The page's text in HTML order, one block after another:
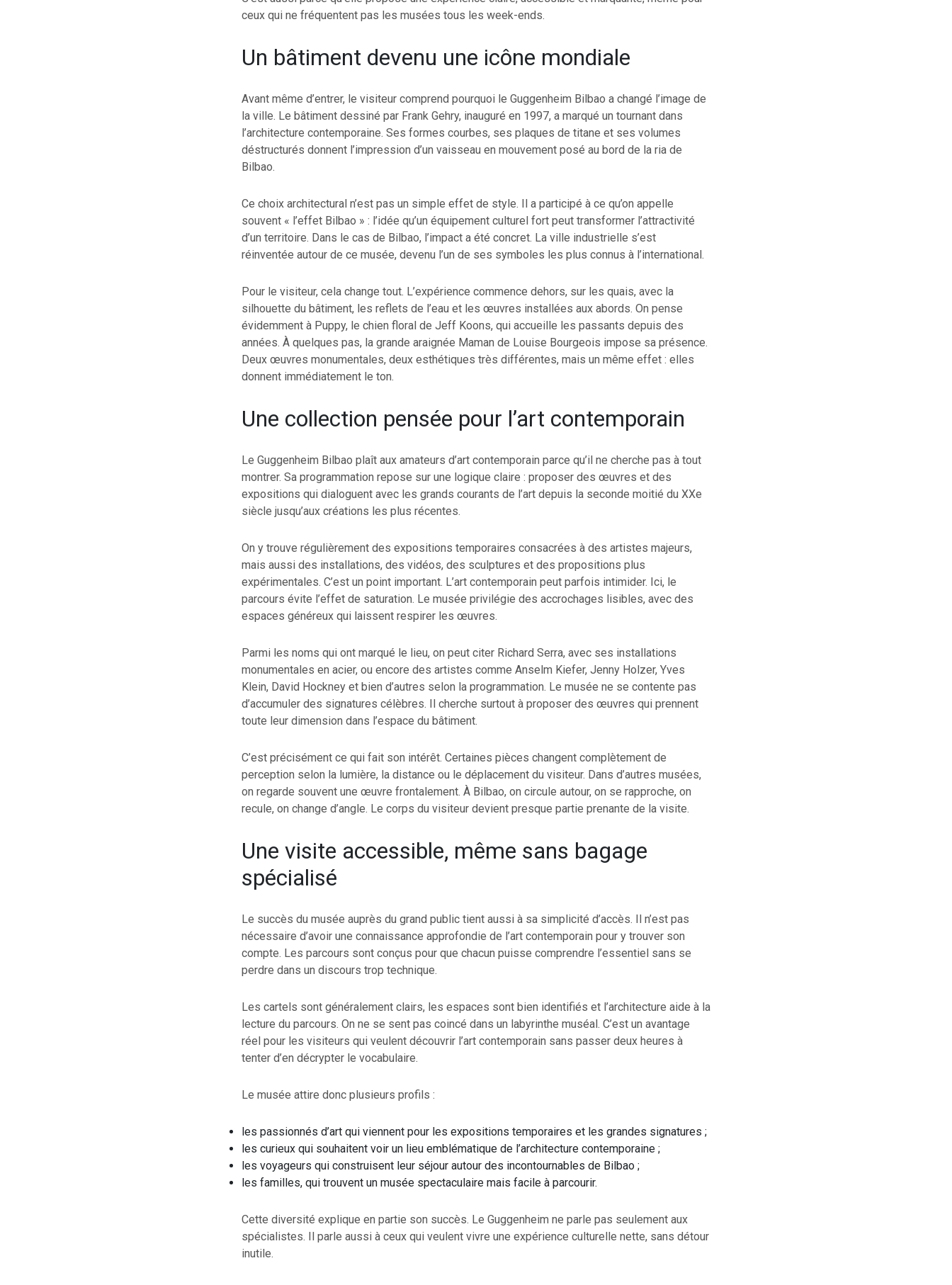
ceux qui ne fréquentent pas les musées tous les week-ends.
Un bâtiment devenu une icône mondiale
Avant même d’entrer, le visiteur comprend pourquoi le Guggenheim Bilbao a changé l’image de
la ville. Le bâtiment dessiné par Frank Gehry, inauguré en 1997, a marqué un tournant dans
l’architecture contemporaine. Ses formes courbes, ses plaques de titane et ses volumes
déstructurés donnent l’impression d’un vaisseau en mouvement posé au bord de la ria de
Bilbao.
Ce choix architectural n’est pas un simple effet de style. Il a participé à ce qu’on appelle
souvent « l’effet Bilbao » : l’idée qu’un équipement culturel fort peut transformer l’attractivité
d’un territoire. Dans le cas de Bilbao, l’impact a été concret. La ville industrielle s’est
réinventée autour de ce musée, devenu l’un de ses symboles les plus connus à l’international.
Pour le visiteur, cela change tout. L’expérience commence dehors, sur les quais, avec la
silhouette du bâtiment, les reflets de l’eau et les œuvres installées aux abords. On pense
évidemment à Puppy, le chien floral de Jeff Koons, qui accueille les passants depuis des
années. À quelques pas, la grande araignée Maman de Louise Bourgeois impose sa présence.
Deux œuvres monumentales, deux esthétiques très différentes, mais un même effet : elles
donnent immédiatement le ton.
Une collection pensée pour l’art contemporain
Le Guggenheim Bilbao plaît aux amateurs d’art contemporain parce qu’il ne cherche pas à tout
montrer. Sa programmation repose sur une logique claire : proposer des œuvres et des
expositions qui dialoguent avec les grands courants de l’art depuis la seconde moitié du XXe
siècle jusqu’aux créations les plus récentes.
On y trouve régulièrement des expositions temporaires consacrées à des artistes majeurs,
mais aussi des installations, des vidéos, des sculptures et des propositions plus
expérimentales. C’est un point important. L’art contemporain peut parfois intimider. Ici, le
parcours évite l’effet de saturation. Le musée privilégie des accrochages lisibles, avec des
espaces généreux qui laissent respirer les œuvres.
Parmi les noms qui ont marqué le lieu, on peut citer Richard Serra, avec ses installations
monumentales en acier, ou encore des artistes comme Anselm Kiefer, Jenny Holzer, Yves
Klein, David Hockney et bien d’autres selon la programmation. Le musée ne se contente pas
d’accumuler des signatures célèbres. Il cherche surtout à proposer des œuvres qui prennent
toute leur dimension dans l’espace du bâtiment.
C’est précisément ce qui fait son intérêt. Certaines pièces changent complètement de
perception selon la lumière, la distance ou le déplacement du visiteur. Dans d’autres musées,
on regarde souvent une œuvre frontalement. À Bilbao, on circule autour, on se rapproche, on
recule, on change d’angle. Le corps du visiteur devient presque partie prenante de la visite.
Une visite accessible, même sans bagage
spécialisé
Le succès du musée auprès du grand public tient aussi à sa simplicité d’accès. Il n’est pas
nécessaire d’avoir une connaissance approfondie de l’art contemporain pour y trouver son
compte. Les parcours sont conçus pour que chacun puisse comprendre l’essentiel sans se
perdre dans un discours trop technique.
Les cartels sont généralement clairs, les espaces sont bien identifiés et l’architecture aide à la
lecture du parcours. On ne se sent pas coincé dans un labyrinthe muséal. C’est un avantage
réel pour les visiteurs qui veulent découvrir l’art contemporain sans passer deux heures à
tenter d’en décrypter le vocabulaire.
Le musée attire donc plusieurs profils :
les passionnés d’art qui viennent pour les expositions temporaires et les grandes signatures ;
les curieux qui souhaitent voir un lieu emblématique de l’architecture contemporaine ;
les voyageurs qui construisent leur séjour autour des incontournables de Bilbao ;
les familles, qui trouvent un musée spectaculaire mais facile à parcourir.
Cette diversité explique en partie son succès. Le Guggenheim ne parle pas seulement aux
spécialistes. Il parle aussi à ceux qui veulent vivre une expérience culturelle nette, sans détour
inutile.